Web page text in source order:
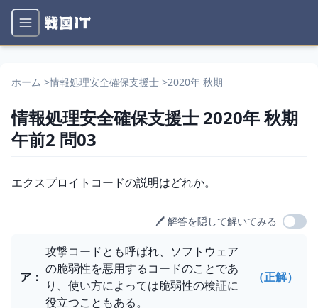
ホーム >情報処理安全確保支援士 >2020年 秋期
情報処理安全確保支援士 2020年 秋期
午前2 問03
問題文
エクスプロイトコードの説明はどれか。
🖊️ 解答を隠して解いてみる
選択肢
ア ：
攻撃コードとも呼ばれ、ソフトウェア
の脆弱性を悪用するコードのことであ
り、使い方によっては脆弱性の検証に
役立つこともある。
（正解）